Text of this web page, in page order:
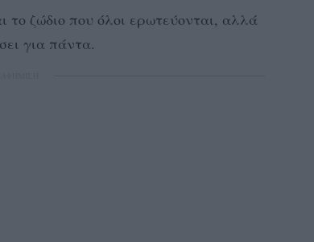
το ζώδιο που όλοι ερωτεύονται, αλλά
για πάντα.